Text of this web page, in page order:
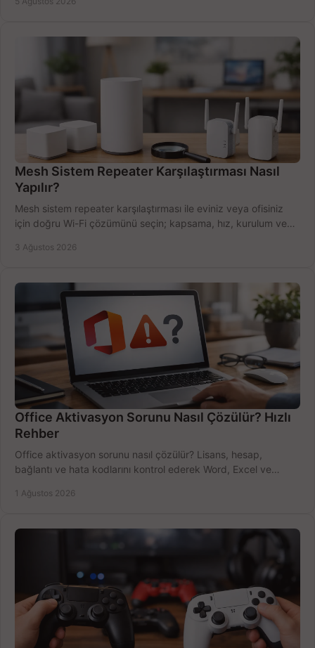
Mesh Sistem Repeater Karşılaştırması Nasıl
Yapılır?
Mesh sistem repeater karşılaştırması ile eviniz veya ofisiniz
için doğru Wi-Fi çözümünü seçin; kapsama, hız, kurulum ve
3 Ağustos 2026
Office Aktivasyon Sorunu Nasıl Çözülür? Hızlı
Rehber
Office aktivasyon sorunu nasıl çözülür? Lisans, hesap,
bağlantı ve hata kodlarını kontrol ederek Word, Excel ve
1 Ağustos 2026